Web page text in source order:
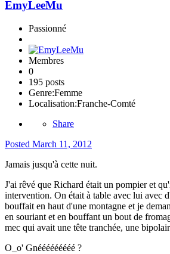
EmyLeeMu
Passionné
Membres
0
195 posts
Genre:Femme
Localisation:Franche-Comté
Share
Posted March 11, 2012
Jamais jusqu'à cette nuit.
J'ai rêvé que Richard était un pompier et
intervention. On était à table avec lui avec
bouffait en haut d'une montagne et je
en souriant et en bouffant un bout de
mec qui avait une tête tranchée, une
O_o' Gnééééééééé ?